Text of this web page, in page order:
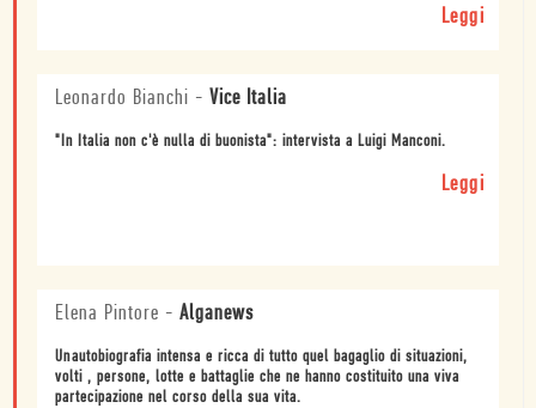
Leggi
Leonardo Bianchi - Vice Italia
"In Italia non c'è nulla di buonista": intervista a Luigi Manconi.
Leggi
Elena Pintore - Alganews
Unautobiografia intensa e ricca di tutto quel bagaglio di situazioni,
volti , persone, lotte e battaglie che ne hanno costituito una viva
partecipazione nel corso della sua vita.